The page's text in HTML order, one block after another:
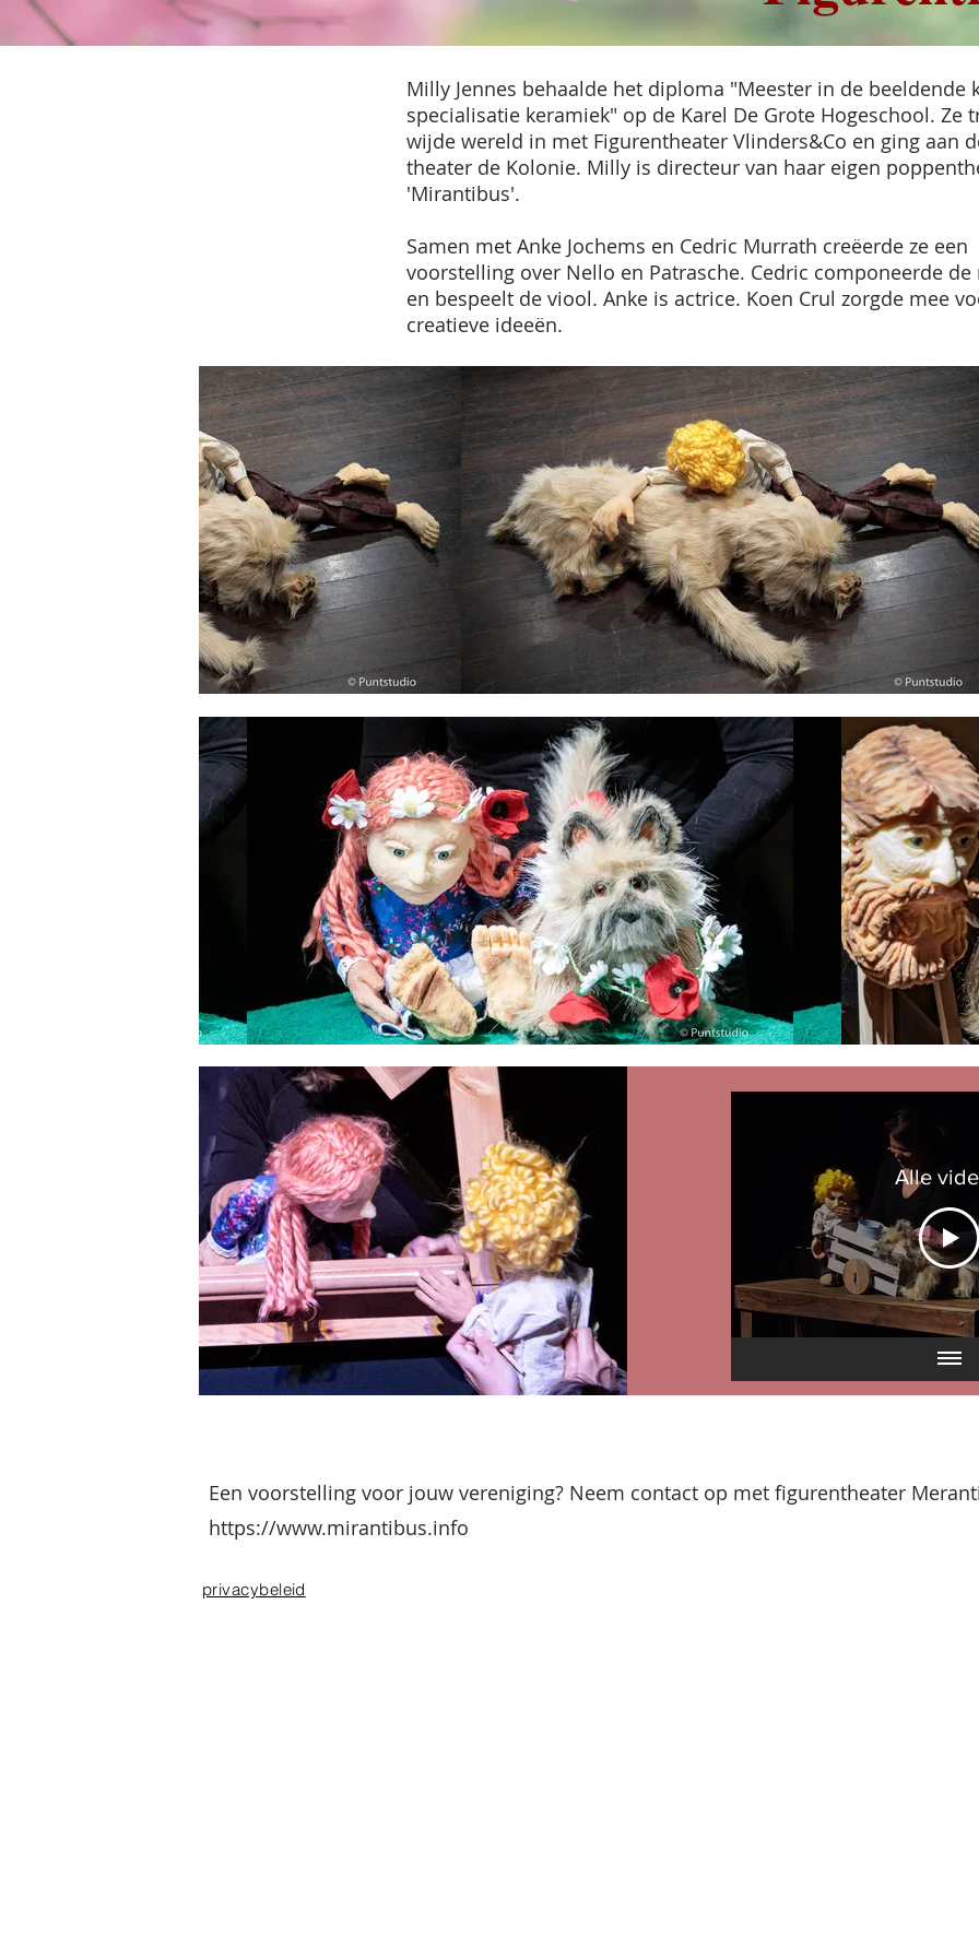
Milly Jennes behaalde het diploma "Meester in de beeldende
specialisatie keramiek" op de Karel De Grote Hogeschool. Ze
wijde wereld in met Figurentheater Vlinders&Co en ging aan
theater de Kolonie. Milly is directeur van haar eigen
'Mirantibus'.
Samen met Anke Jochems en Cedric Murrath creëerde ze een
voorstelling over Nello en Patrasche. Cedric componeerde de
en bespeelt de viool. Anke is actrice. Koen Crul zorgde mee
creatieve ideeën.
Alle
Een voorstelling voor jouw vereniging? Neem contact op met figurentheater
https://www.mirantibus.info
privacybeleid